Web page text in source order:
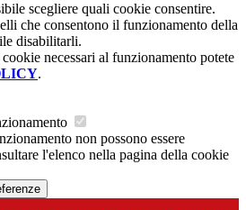
scegliere quali cookie consentire.
che consentono il funzionamento della
disabilitarli.
necessari al funzionamento potete
.
non possono essere
l'elenco nella pagina della cookie